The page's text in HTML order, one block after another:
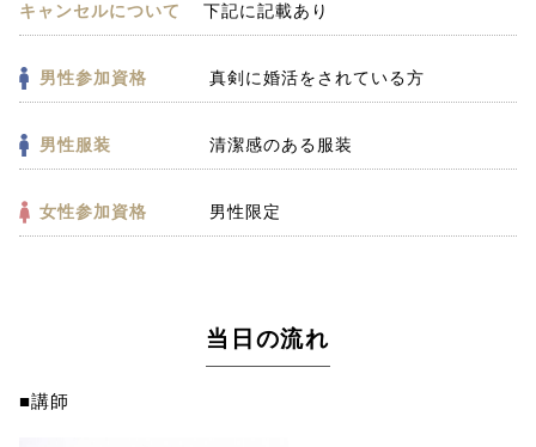
キャンセルについて 下記に記載あり
男性参加資格 真剣に婚活をされている方
男性服装 清潔感のある服装
女性参加資格 男性限定
当日の流れ
■講師